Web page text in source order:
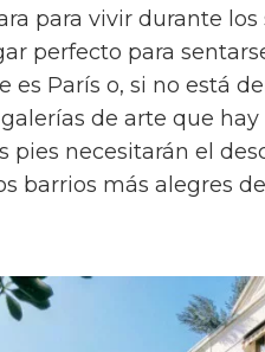
para vivir durante los
perfecto para
París o, si no está
de arte que hay
pies necesitarán el
barrios más alegres